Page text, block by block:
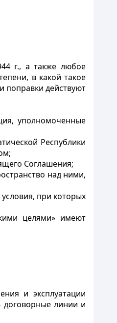
г., а также любое
в какой такое
поправки действуют
уполномоченные
Республики
Соглашения;
над ними,
при которых
целями» имеют
и эксплуатации
линии и